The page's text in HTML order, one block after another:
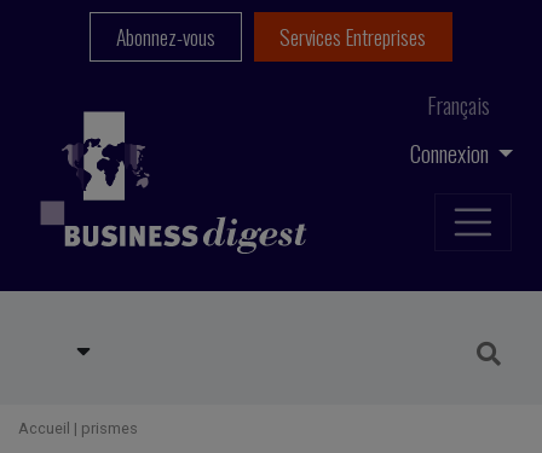
Connexion
Français
Abonnez-vous Services Entreprises
Accueil | prismes